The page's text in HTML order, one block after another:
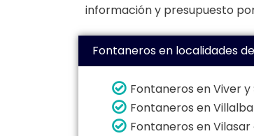
información y presupuesto
Fontaneros en localidades
Fontaneros en Viver
Fontaneros en
Fontaneros en Vilasar